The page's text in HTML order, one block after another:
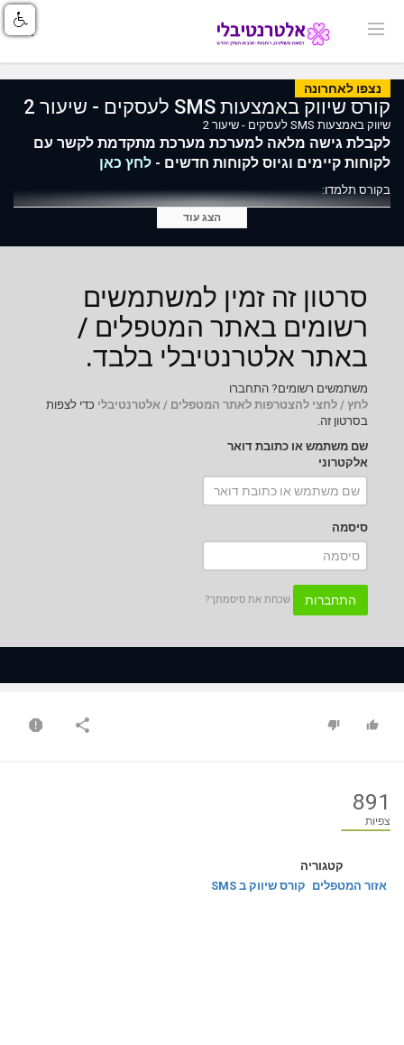
נצפו לאחרונה
קורס שיווק באמצעות SMS לעסקים - שיעור 2
שיווק באמצעות SMS לעסקים - שיעור 2
לקבלת גישה מלאה למערכת מערכת מתקדמת לקשר עם
לקוחות קיימים וגיוס לקוחות חדשים - לחץ כאן
בקורס תלמדו:
נוסחים מומלצים להודעות SMS בשיטת העתק והדבק
איך בונים ומשלבים דף נחיתה סלולרי בתוך ה- SMS
הצג עוד
סרטון זה זמין למשתמשים
רשומים באתר המטפלים /
באתר אלטרנטיבלי בלבד.
משתמשים רשומים? התחברו
לחץ / לחצי להצטרפות לאתר המטפלים / אלטרנטיבלי כדי לצפות
בסרטון זה.
שם משתמש או כתובת דואר
אלקטרוני
סיסמה
התחברות שכחת את סיסמתך?
891
צפיות
קטגוריה
אזור המטפלים קורס שיווק ב SMS